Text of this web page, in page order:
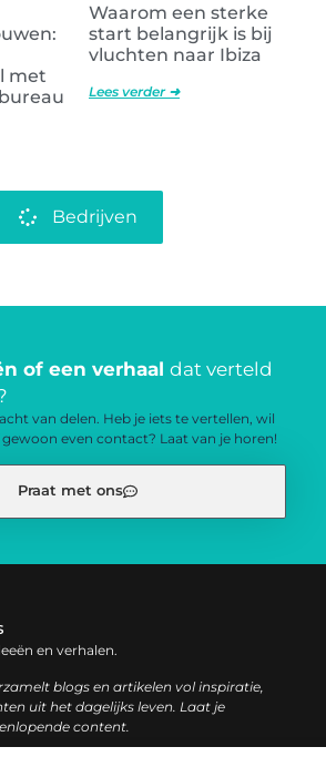
met
Waarom een sterke
start belangrijk is bij
vluchten naar Ibiza
Lees verder ➜
Bedrijven
of een verhaal dat verteld
van delen. Heb je iets te vertellen, wil
even contact? Laat van je horen!
Praat met ons
en verhalen.
blogs en artikelen vol inspiratie,
uit het dagelijks leven. Laat je
content.